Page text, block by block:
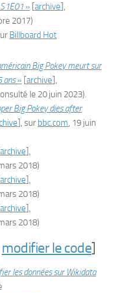
» [archive],
2017)
Billboard Hot
Big Pokey meurt sur
ans» [archive],
le 20 juin 2023).
Big Pokey dies after
], sur bbc.com, 19 juin
archive],
2018)
archive],
2018)
archive],
2018)
modifier le code]